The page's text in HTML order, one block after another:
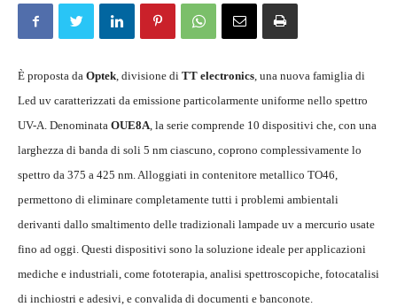
È proposta da Optek, divisione di TT electronics, una nuova famiglia di
Led uv caratterizzati da emissione particolarmente uniforme nello spettro
UV-A. Denominata OUE8A, la serie comprende 10 dispositivi che, con una
larghezza di banda di soli 5 nm ciascuno, coprono complessivamente lo
spettro da 375 a 425 nm. Alloggiati in contenitore metallico TO46,
permettono di eliminare completamente tutti i problemi ambientali
derivanti dallo smaltimento delle tradizionali lampade uv a mercurio usate
fino ad oggi. Questi dispositivi sono la soluzione ideale per applicazioni
mediche e industriali, come fototerapia, analisi spettroscopiche, fotocatalisi
di inchiostri e adesivi, e convalida di documenti e banconote.